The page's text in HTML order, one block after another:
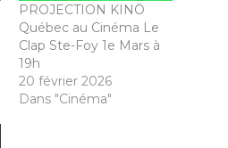
PROJECTION KINÖ
Québec au Cinéma Le
Clap Ste-Foy 1e Mars à
19h
20 février 2026
Dans "Cinéma"